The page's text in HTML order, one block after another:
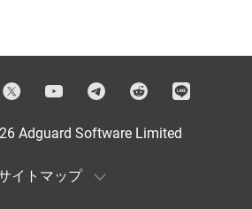
Adguard Software Limited
イトマップ